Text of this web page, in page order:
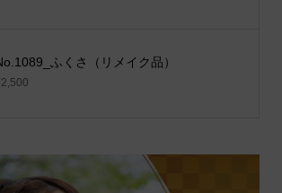
ふくさ（リメイク品）